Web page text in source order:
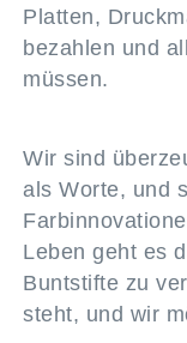
Platten,
bezahlen und
müssen.
Wir sind
als Worte, und
Leben geht es
Buntstifte zu
steht, und wir